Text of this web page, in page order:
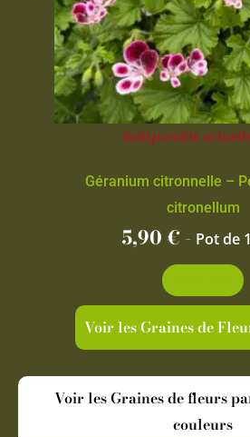
Indisponible
Géranium citronnelle –
citronellum
5,90€ - Pot de
Voir les Graines de
Voir les Graines de fleurs
couleurs